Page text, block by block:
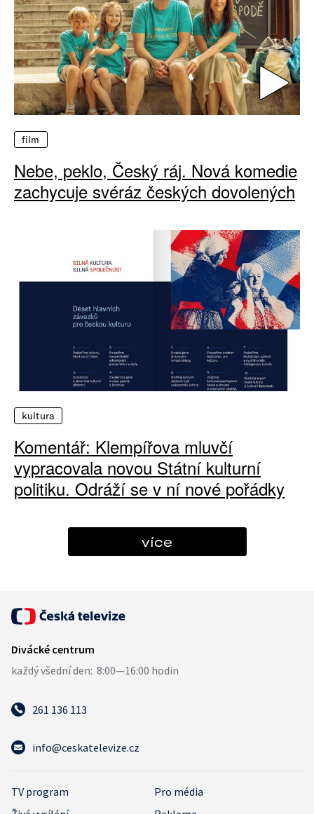
film
Nebe, peklo, Český ráj. Nová komedie
zachycuje svéráz českých dovolených
kultura
Komentář: Klempířova mluvčí
vypracovala novou Státní kulturní
politiku. Odráží se v ní nové pořádky
více
261 136 113
info@ceskatelevize.cz
TV program
Pro média